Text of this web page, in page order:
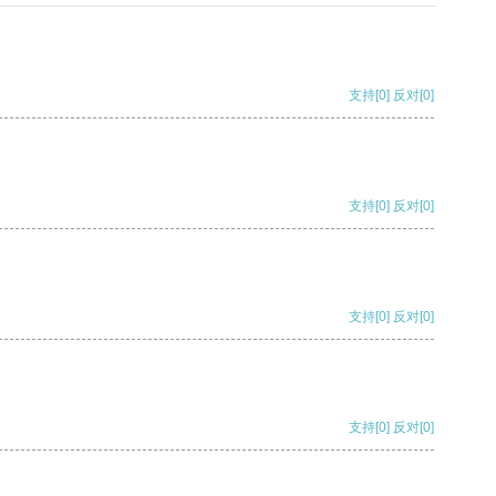
支持[0] 反对[0]
支持[0] 反对[0]
支持[0] 反对[0]
支持[0] 反对[0]